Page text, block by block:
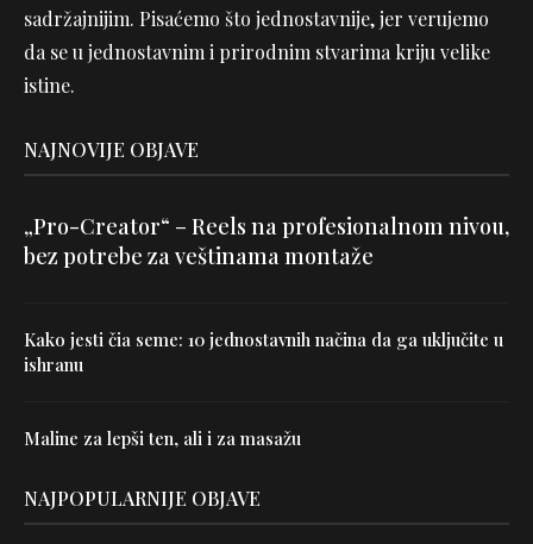
sadržajnijim. Pisaćemo što jednostavnije, jer verujemo
da se u jednostavnim i prirodnim stvarima kriju velike
istine.
NAJNOVIJE OBJAVE
„Pro-Creator“ – Reels na profesionalnom nivou,
bez potrebe za veštinama montaže
Kako jesti čia seme: 10 jednostavnih načina da ga uključite u
ishranu
Maline za lepši ten, ali i za masažu
NAJPOPULARNIJE OBJAVE